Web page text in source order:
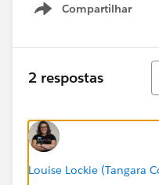
Compartilhar
Show menu
2 respostas
Louise Lockie (Tangara